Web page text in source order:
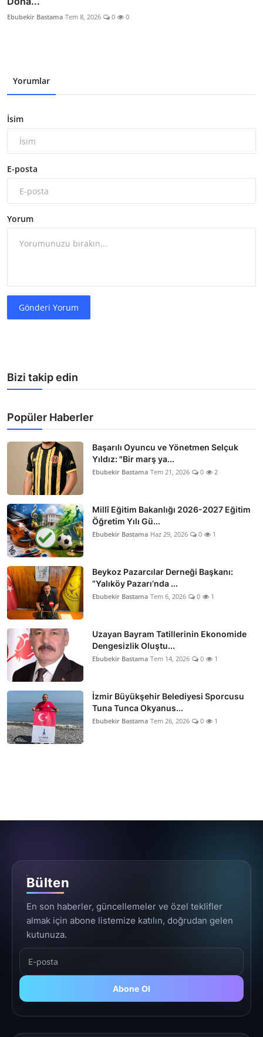
Ebubekir Bastama Tem 8, 2026 0 0
Yorumlar
İsim
E-posta
Yorum
Gönderi Yorum
Bizi takip edin
Popüler Haberler
Başarılı Oyuncu ve Yönetmen Selçuk
Yıldız: "Bir marş ya...
Ebubekir Bastama Tem 21, 2026 0 2
Millî Eğitim Bakanlığı 2026-2027 Eğitim
Öğretim Yılı Gü...
Ebubekir Bastama Haz 29, 2026 0 1
Beykoz Pazarcılar Derneği Başkanı:
“Yalıköy Pazarı’nda ...
Ebubekir Bastama Tem 6, 2026 0 1
Uzayan Bayram Tatillerinin Ekonomide
Dengesizlik Oluştu...
Ebubekir Bastama Tem 14, 2026 0 1
İzmir Büyükşehir Belediyesi Sporcusu
Tuna Tunca Okyanus...
Ebubekir Bastama Tem 26, 2026 0 1
Bülten
En son haberler, güncellemeler ve özel teklifler
almak için abone listemize katılın, doğrudan gelen
kutunuza.
Abone Ol